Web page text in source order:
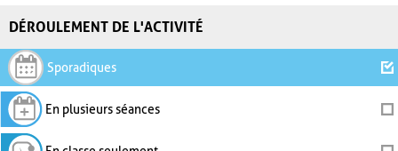
DÉROULEMENT DE L'ACTIVITÉ
Sporadiques
En plusieurs séances